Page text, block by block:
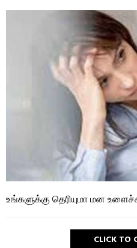
உங்களுக்கு தெரியுமா மன
CLICK TO